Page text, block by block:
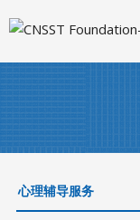
心理辅导服务